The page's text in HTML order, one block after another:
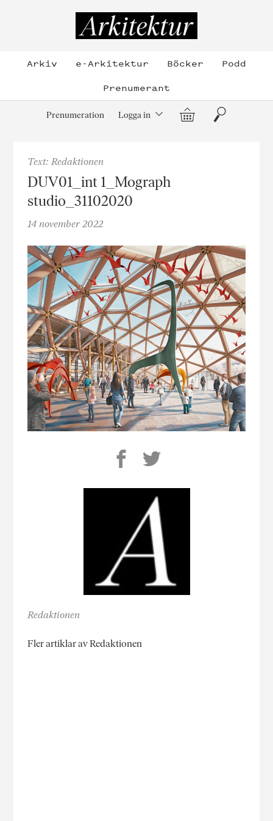
Arkiv e-Arkitektur Böcker
Podd
Prenumerant
Prenumeration Logga in Varukorg
Sök
Text: Redaktionen
DUV01_int 1_Mograph
studio_31102020
14 november 2022
Redaktionen
Fler artiklar av Redaktionen